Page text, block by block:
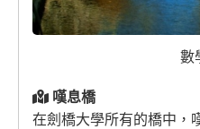
數
嘆息橋
在劍橋大學所有的橋中，